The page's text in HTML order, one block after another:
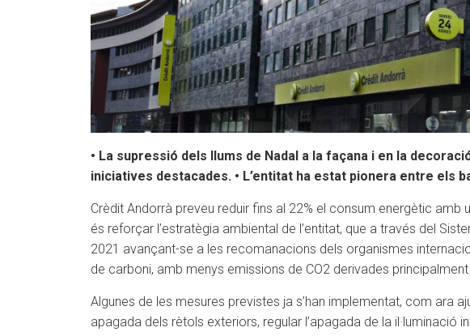
• La supressió dels llums de Nadal a la façana i en la
iniciatives destacades. • L’entitat ha estat pionera entre els
Crèdit Andorrà preveu reduir fins al 22% el consum energètic amb
és reforçar l’estratègia ambiental de l’entitat, que a través del
2021 avançant-se a les recomanacions dels organismes
de carboni, amb menys emissions de CO2 derivades
Algunes de les mesures previstes ja s’han implementat, com ara
apagada dels rètols exteriors, regular l’apagada de la il·luminació